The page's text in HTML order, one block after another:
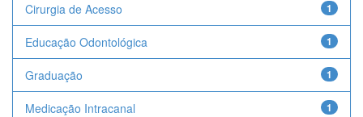
1
Cirurgia de Acesso
1
Educação Odontológica
1
Graduação
1
Medicação Intracanal